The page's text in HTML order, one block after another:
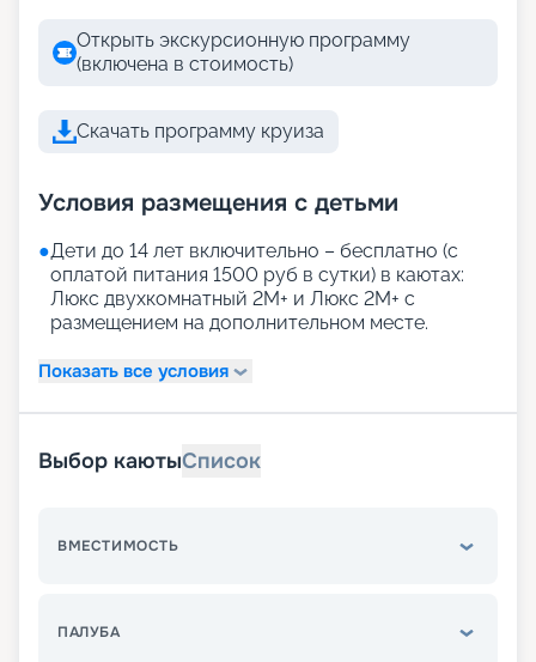
Открыть экскурсионную программу
(включена в стоимость)
Скачать программу круиза
Условия размещения с детьми
●Дети до 14 лет включительно – бесплатно (с
оплатой питания 1500 руб в сутки) в каютах:
Люкс двухкомнатный 2М+ и Люкс 2М+ с
размещением на дополнительном месте.
Показать все условия
Выбор каютыСписок
ВМЕСТИМОСТЬ
ПАЛУБА